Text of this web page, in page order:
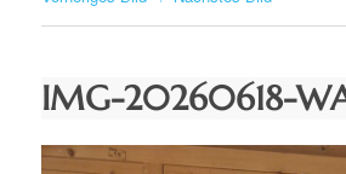
IMG-20260618-